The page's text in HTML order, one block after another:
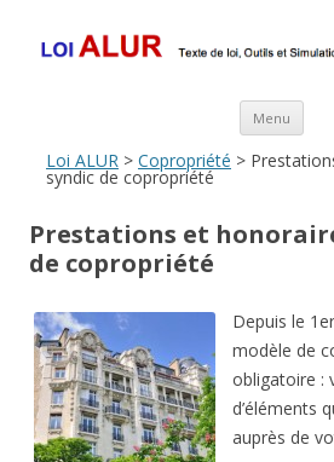
Loi ALUR
ALUR
Menu
Loi ALUR > Copropriété >
syndic de copropriété
Prestations et
de copropriété
Depuis le
modèle de
obligatoire :
d’éléments
auprès de